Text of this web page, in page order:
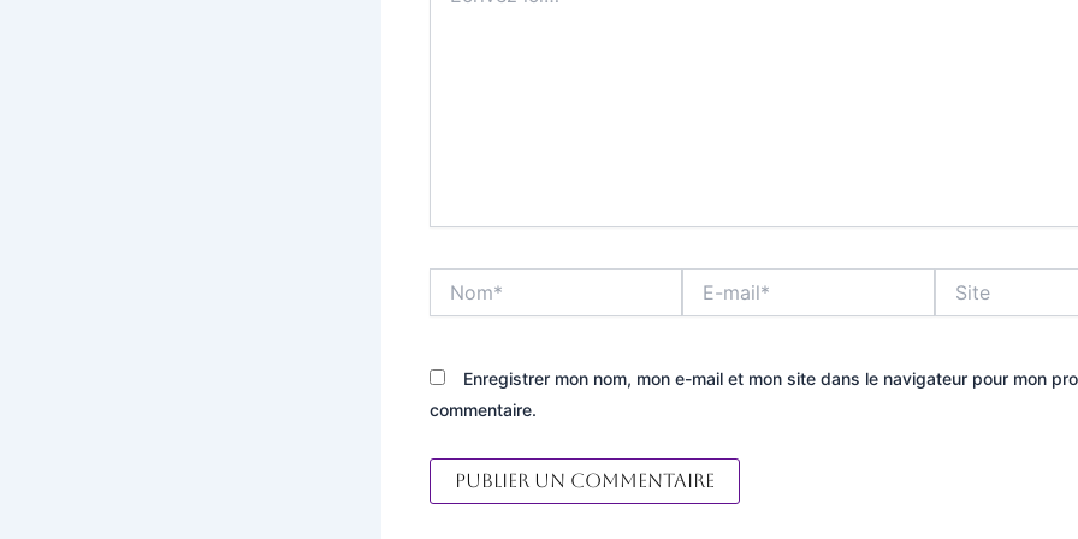
mail*
Enregistrer mon nom, mon e-mail et mon site dans le navigateur pour mon
commentaire.